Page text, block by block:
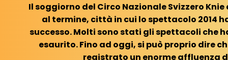
Il soggiorno del Circo Nazionale Svizzero
al termine, città in cui lo spettacolo 2014
successo. Molti sono stati gli spettacoli che
esaurito. Fino ad oggi, si può proprio dire
registrato un enorme affluenza